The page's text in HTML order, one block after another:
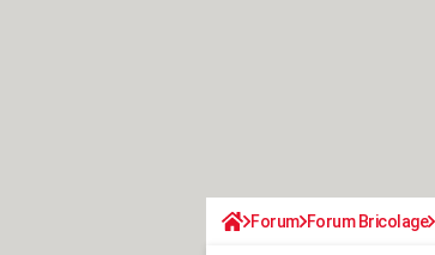
Forum Forum Bricolage